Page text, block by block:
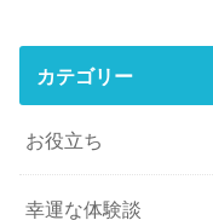
カテゴリー
お役立ち
幸運な体験談